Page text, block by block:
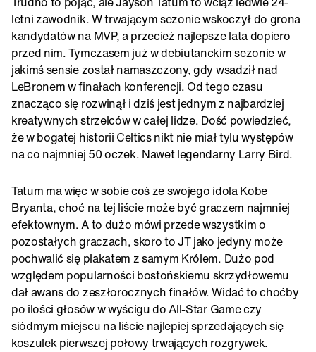
letni zawodnik. W trwającym sezonie wskoczył do grona
kandydatów na MVP, a przecież najlepsze lata dopiero
przed nim. Tymczasem już w debiutanckim sezonie w
jakimś sensie został namaszczony, gdy wsadził nad
LeBronem w finałach konferencji. Od tego czasu
znacząco się rozwinął i dziś jest jednym z najbardziej
kreatywnych strzelców w całej lidze. Dość powiedzieć,
że w bogatej historii Celtics nikt nie miał tylu występów
na co najmniej 50 oczek. Nawet legendarny Larry Bird.
Tatum ma więc w sobie coś ze swojego idola Kobe
Bryanta, choć na tej liście może być graczem najmniej
efektownym. A to dużo mówi przede wszystkim o
pozostałych graczach, skoro to JT jako jedyny może
pochwalić się plakatem z samym Królem. Dużo pod
względem popularności bostońskiemu skrzydłowemu
dał awans do zeszłorocznych finałów. Widać to choćby
po ilości głosów w wyścigu do All-Star Game czy
siódmym miejscu na liście najlepiej sprzedających się
koszulek pierwszej połowy trwających rozgrywek.